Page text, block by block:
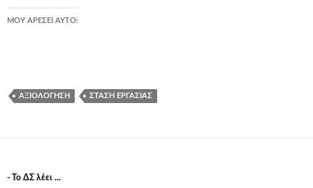
ΜΟΥ ΑΡΈΣΕΙ ΑΥΤΌ:
ΑΞΙΟΛΌΓΗΣΗ ΣΤΆΣΗ ΕΡΓΑΣΊΑΣ
- Το ΔΣ λέει ...